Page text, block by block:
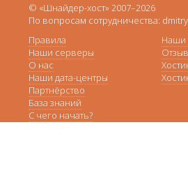
© «Шнайдер-хост» 2007–2026
По вопросам сотрудничества:
Правила
Наши серверы
О нас
Наши дата-центры
Партнёрство
База знаний
С чего начать?
Наши